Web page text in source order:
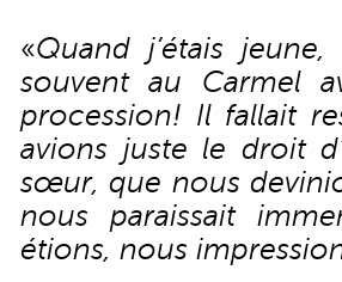
«Quand j’étais jeune,
souvent au Carmel
procession! Il fallait
avions juste le droit
sœur, que nous
nous paraissait
étions, nous